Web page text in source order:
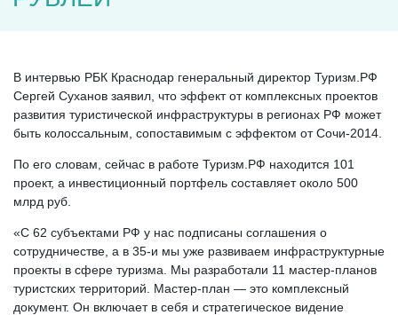
В интервью РБК Краснодар генеральный директор Туризм.РФ
Сергей Суханов заявил, что эффект от комплексных проектов
развития туристической инфраструктуры в регионах РФ может
быть колоссальным, сопоставимым с эффектом от Сочи-2014.
По его словам, сейчас в работе Туризм.РФ находится 101
проект, а инвестиционный портфель составляет около 500
млрд руб.
«С 62 субъектами РФ у нас подписаны соглашения о
сотрудничестве, а в 35-и мы уже развиваем инфраструктурные
проекты в сфере туризма. Мы разработали 11 мастер-планов
туристских территорий. Мастер-план — это комплексный
документ. Он включает в себя и стратегическое видение